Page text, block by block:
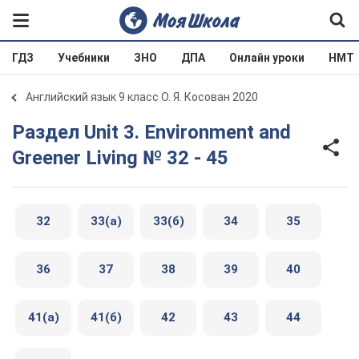
ГДЗ Учебники ЗНО ДПА Онлайн уроки НМТ
Английский язык 9 класс О. Я. Косован 2020
Раздел Unit 3. Environment and
Greener Living № 32 - 45
32 33(а) 33(б) 34 35
36 37 38 39 40
41(а) 41(б) 42 43 44